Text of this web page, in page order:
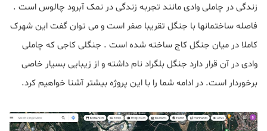
زندگی در چاملی وادی مانند تجربه زندگی در نمک آبرود چالوس است .
فاصله ساختمانها با جنگل تقریبا صفر است و می توان گفت این شهرک
کاملا در میان جنگل کاج ساخته شده است . جنگلی کاجی که چاملی
وادی در آن قرار دارد جنگل بلگراد نام داشته و از زیبایی بسیار خاصی
برخوردار است. در ادامه شما را با این پروژه بیشتر آشنا خواهیم کرد.